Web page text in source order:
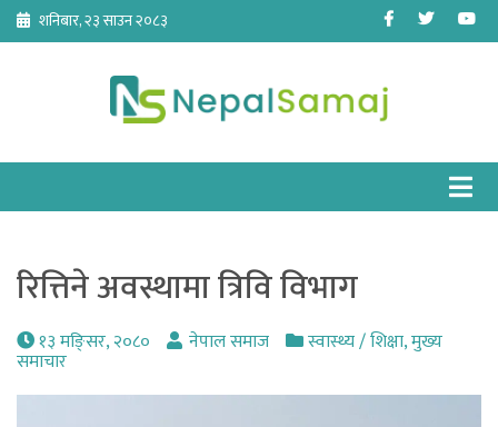
Skip
content
शनिबार, २३ साउन २०८३ Facebook
Twitter
रित्तिने अवस्थामा त्रिवि विभाग
१३ मङि्सर, २०८० नेपाल समाज स्वास्थ्य / शिक्षा,मुख्य
समाचार